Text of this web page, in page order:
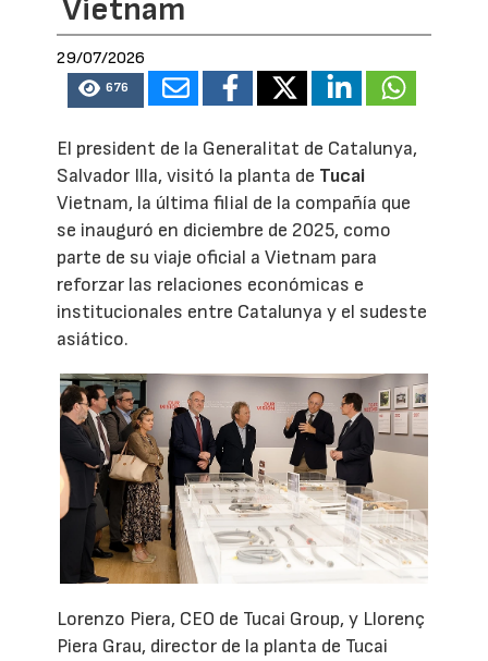
Vietnam
29/07/2026
676
El president de la Generalitat de Catalunya,
Salvador Illa, visitó la planta de Tucai
Vietnam, la última filial de la compañía que
se inauguró en diciembre de 2025, como
parte de su viaje oficial a Vietnam para
reforzar las relaciones económicas e
institucionales entre Catalunya y el sudeste
asiático.
Lorenzo Piera, CEO de Tucai Group, y Llorenç
Piera Grau, director de la planta de Tucai